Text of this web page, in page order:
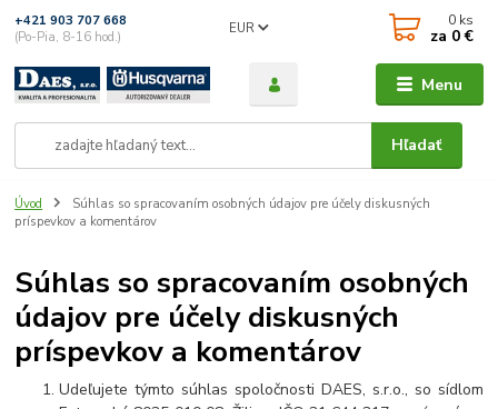
Menu
EUR
Hľadať
+421 903 707 668
(Po-Pia, 8-16 hod.)
0 ks
za 0 €
Úvod
Súhlas so spracovaním osobných údajov pre účely diskusných
príspevkov a komentárov
Súhlas so spracovaním osobných
údajov pre účely diskusných
príspevkov a komentárov
Udeľujete týmto súhlas spoločnosti DAES, s.r.o., so sídlom